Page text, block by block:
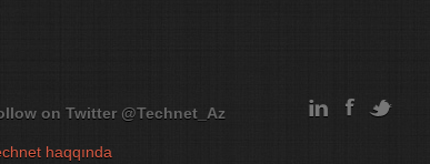
on Twitter @Technet_Az
haqqında